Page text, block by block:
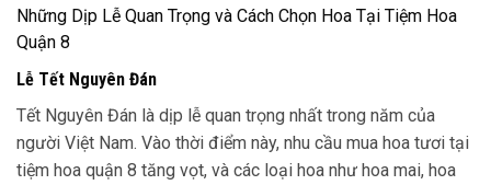
Những Dịp Lễ Quan Trọng và Cách Chọn Hoa Tại Tiệm Hoa
Quận 8
Lễ Tết Nguyên Đán
Tết Nguyên Đán là dịp lễ quan trọng nhất trong năm của
người Việt Nam. Vào thời điểm này, nhu cầu mua hoa tươi tại
tiệm hoa quận 8 tăng vọt, và các loại hoa như hoa mai, hoa